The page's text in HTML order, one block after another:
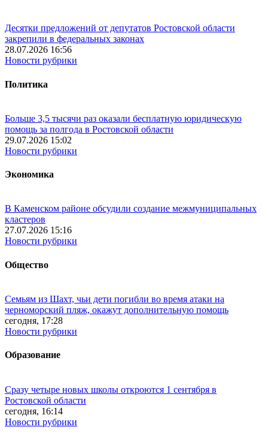
Десятки предложений от депутатов Ростовской области
закрепили в федеральных законах
28.07.2026 16:56
Новости рубрики
Политика
Больше 3,5 тысячи раз оказали бесплатную юридическую
помощь за полгода в Ростовской области
29.07.2026 15:02
Новости рубрики
Экономика
В Каменском районе обсудили создание межмуниципальных
кластеров
27.07.2026 15:16
Новости рубрики
Общество
Семьям из Шахт, чьи дети погибли во время атаки на
черноморский пляж, окажут дополнительную помощь
сегодня, 17:28
Новости рубрики
Образование
Сразу четыре новых школы откроются 1 сентября в
Ростовской области
сегодня, 16:14
Новости рубрики